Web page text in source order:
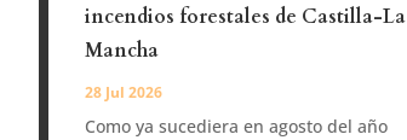
incendios forestales de Castilla-La
Mancha
28 Jul 2026
Como ya sucediera en agosto del año